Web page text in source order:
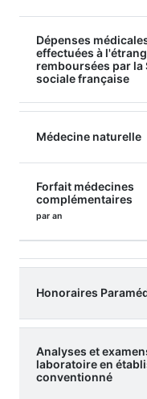
Dépenses
effectuées à
remboursées par la
sociale française
Médecine naturelle
Forfait médecines
complémentaires
par an
Honoraires
Analyses et
laboratoire en
conventionné